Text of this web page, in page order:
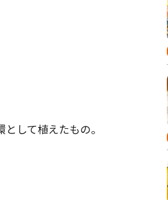
して植えたもの。